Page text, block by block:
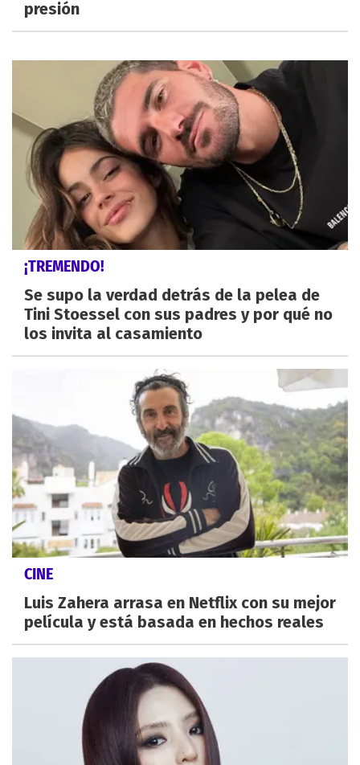
presión
¡TREMENDO!
Se supo la verdad detrás de la pelea de
Tini Stoessel con sus padres y por qué no
los invita al casamiento
CINE
Luis Zahera arrasa en Netflix con su mejor
película y está basada en hechos reales